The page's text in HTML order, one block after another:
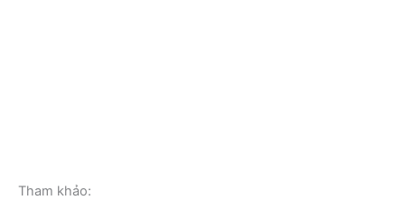
Tham khảo: